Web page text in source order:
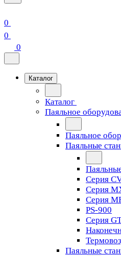
0
0
0
Каталог
Каталог
Паяльное
Паяльное
Паяльные
Серия
Серия
Серия
PS-900
Серия
Паяльные